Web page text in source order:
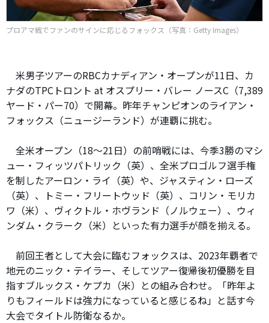
プロアマ戦でファンのサインに応じるフォックス（写真：Getty Images）
米男子ツアーのRBCカナディアン・オープンが11日、カ
ナダのTPCトロント at オスプリー・バレー ノースC（7,389
ヤード・パー70）で開幕。昨年チャンピオンのライアン・
フォックス（ニュージーランド）が連覇に挑む。
全米オープン（18～21日）の前哨戦には、今季3勝のマシ
ュー・フィッツパトリック（英）、全米プロゴルフ選手権
を制したアーロン・ライ（英）や、ジャスティン・ローズ
（英）、トミー・フリートウッド（英）、コリン・モリカ
ワ（米）、ヴィクトル・ホヴランド（ノルウェー）、ウィ
ンダム・クラーク（米）といった有力選手が顔を揃える。
前回王者として大会に臨むフォックスは、2023年覇者で
地元のニック・テイラー、そしてツアー復帰後初優勝を目
指すブルックス・ケプカ（米）との組み合わせ。「昨年よ
りもフィールドは強力になっていると感じるね」と話す今
大会でタイトル防衛なるか。